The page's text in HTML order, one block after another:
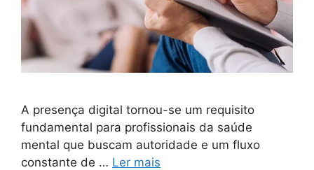
A presença digital tornou-se um requisito
fundamental para profissionais da saúde
mental que buscam autoridade e um fluxo
constante de … Ler mais